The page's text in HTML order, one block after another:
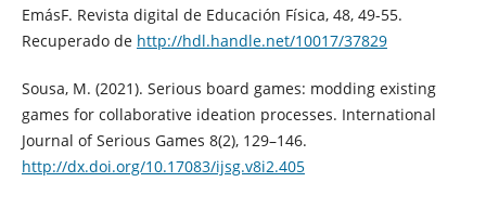
EmásF. Revista digital de Educación Física, 48, 49-55.
Recuperado de http://hdl.handle.net/10017/37829
Sousa, M. (2021). Serious board games: modding existing
games for collaborative ideation processes. International
Journal of Serious Games 8(2), 129–146.
http://dx.doi.org/10.17083/ijsg.v8i2.405